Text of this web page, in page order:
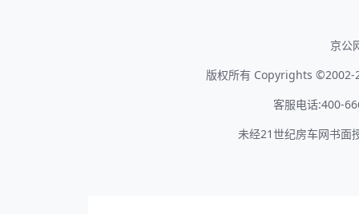
京公
版权所有 Copyrights ©2002-
客服电话:400-
未经21世纪房车网书面